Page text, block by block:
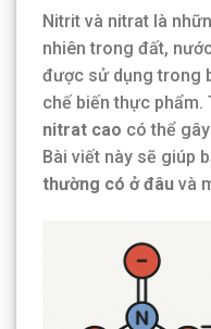
Nitrit và nitrat là
nhiên trong đất,
được sử dụng trong
chế biến thực phẩm.
nitrat cao có thể
Bài viết này sẽ giúp
thường có ở đâu và